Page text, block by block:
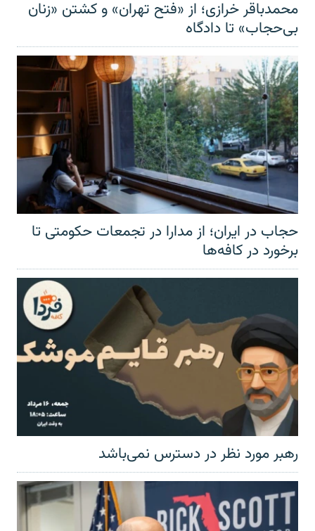
محمدباقر خرازی؛ از «فتح تهران» و کشتن «زنان
بی‌حجاب» تا دادگاه
حجاب در ایران؛ از مدارا در تجمعات حکومتی تا
برخورد در کافه‌ها
رهبر مورد نظر در دسترس نمی‌باشد